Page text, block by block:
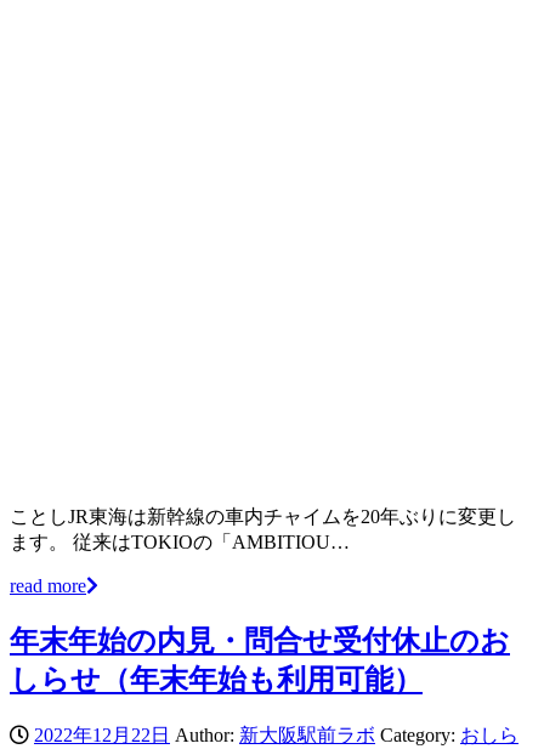
ことしJR東海は新幹線の車内チャイムを20年ぶりに変更し
ます。 従来はTOKIOの「AMBITIOU…
read more
年末年始の内見・問合せ受付休止のお
しらせ（年末年始も利用可能）
2022年12月22日 Author: 新大阪駅前ラボ Category: おしら